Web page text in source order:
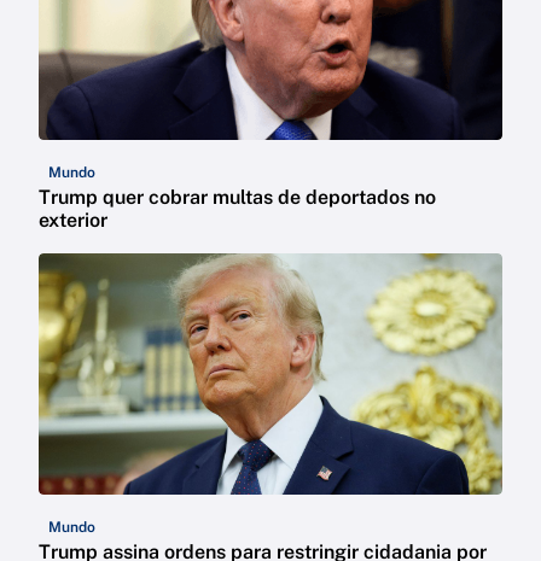
Mundo
Trump quer cobrar multas de deportados no
exterior
Mundo
Trump assina ordens para restringir cidadania por